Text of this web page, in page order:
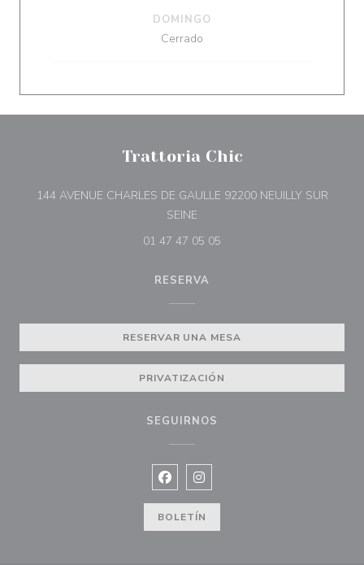
DOMINGO
Cerrado
Trattoria Chic
144 AVENUE CHARLES DE GAULLE 92200 NEUILLY SUR
SEINE
01 47 47 05 05
RESERVA
RESERVAR UNA MESA
PRIVATIZACIÓN
SEGUIRNOS
Facebook ((abre en una nueva
Instagram ((abre en una
BOLETÍN